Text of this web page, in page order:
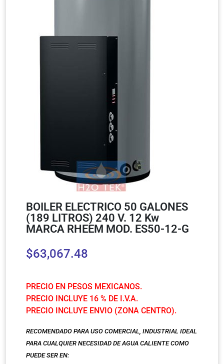
BOILER ELECTRICO 50 GALONES
(189 LITROS) 240 V. 12 Kw
MARCA RHEEM MOD. ES50-12-G
$63,067.48
PRECIO EN PESOS MEXICANOS.
PRECIO INCLUYE 16 % DE I.V.A.
PRECIO INCLUYE ENVIO (ZONA CENTRO).
RECOMENDADO PARA USO COMERCIAL, INDUSTRIAL IDEAL
PARA CUALQUIER NECESIDAD DE AGUA CALIENTE COMO
PUEDE SER EN: